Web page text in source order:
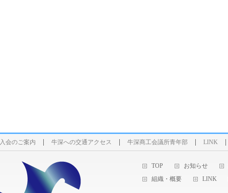
入会のご案内 牛深への交通アクセス 牛深商工会議所青年部 LINK
TOP お知らせ
組織・概要
LINK